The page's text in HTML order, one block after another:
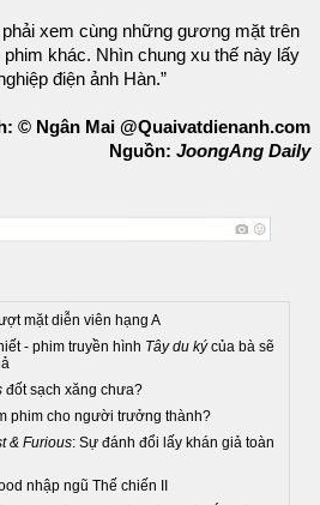
xem cùng những gương mặt trên
khác. Nhìn chung xu thế này lấy
điện ảnh Hàn.”
© Ngân Mai @Quaivatdienanh.com
Nguồn: JoongAng Daily
mặt diễn viên hạng A
- phim truyền hình Tây du kýcủa bà sẽ
đốt sạch xăng chưa?
phim cho người trưởng thành?
& Furious: Sự đánh đổi lấy khán giả toàn
nhập ngũ Thế chiến II